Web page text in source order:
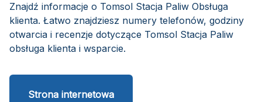
Znajdź informacje o Tomsol Stacja Paliw Obsługa
klienta. Łatwo znajdziesz numery telefonów, godziny
otwarcia i recenzje dotyczące Tomsol Stacja Paliw
obsługa klienta i wsparcie.
Strona internetowa